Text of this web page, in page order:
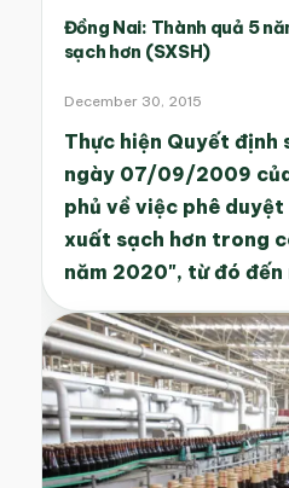
Đồng Nai: Thành quả 5
sạch hơn (SXSH)
December 30, 2015
Thực hiện Quyết định
ngày 07/09/2009
phủ về việc phê
xuất sạch hơn trong
năm 2020", từ đó đến